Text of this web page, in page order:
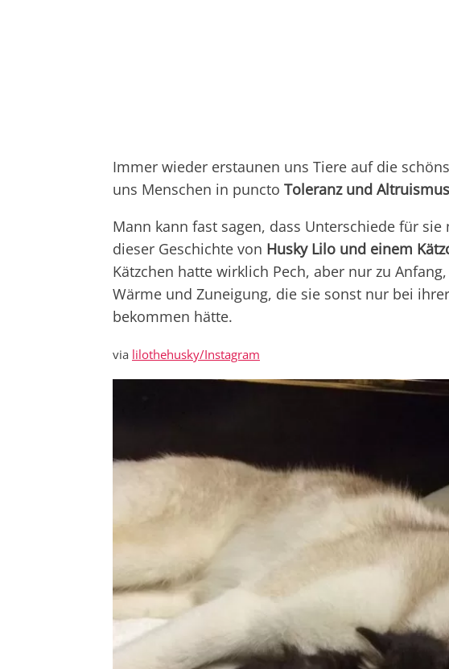
Immer wieder erstaunen uns Tiere auf die
uns Menschen in puncto Toleranz und Altruismus
Mann kann fast sagen, dass Unterschiede für
dieser Geschichte von Husky Lilo und einem
Kätzchen hatte wirklich Pech, aber nur zu
Wärme und Zuneigung, die sie sonst nur bei
bekommen hätte.
via lilothehusky/Instagram